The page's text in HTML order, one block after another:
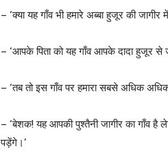
– ‘क्या यह गाँव भी हमारे अब्बा हुजूर की
– ‘आपके पिता को यह गाँव आपके दादा हुजूर से
– ‘तब तो इस गाँव पर हमारा सबसे अधिक
– ‘बेशक! यह आपकी पुश्तैनी जागीर का गाँव है
पड़ेंगे।’